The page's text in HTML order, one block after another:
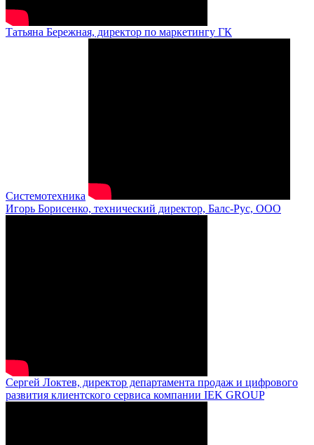
Татьяна Бережная, директор по маркетингу ГК
Системотехника
Игорь Борисенко, технический директор, Балс-Рус, ООО
Сергей Локтев, директор департамента продаж и цифрового
развития клиентского сервиса компании IEK GROUP